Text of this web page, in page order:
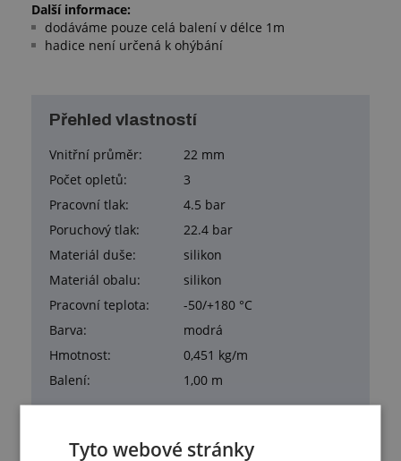
Další informace:
dodáváme pouze celá balení v délce 1m
hadice není určená k ohýbání
Přehled vlastností
Vnitřní průměr:
22 mm
Počet opletů:
3
Pracovní tlak:
4.5 bar
Poruchový tlak:
22.4 bar
Materiál duše:
silikon
Materiál obalu:
silikon
Pracovní teplota:
-50/+180 °C
Barva:
modrá
Hmotnost:
0,451 kg/m
Balení:
1,00 m
Tyto webové stránky